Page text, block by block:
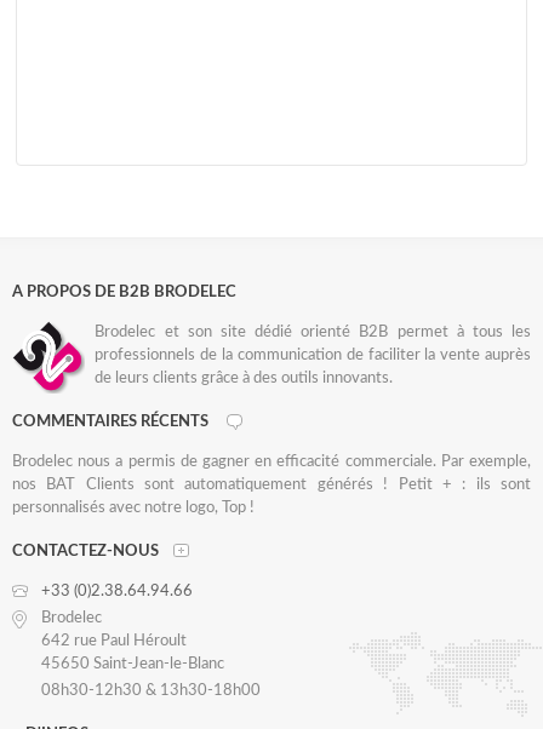
A PROPOS DE B2B BRODELEC
Brodelec et son site dédié orienté B2B permet à tous les
professionnels de la communication de faciliter la vente auprès
de leurs clients grâce à des outils innovants.
COMMENTAIRES RÉCENTS
Brodelec nous a permis de gagner en efficacité commerciale. Par exemple,
nos BAT Clients sont automatiquement générés ! Petit + : ils sont
personnalisés avec notre logo, Top !
CONTACTEZ-NOUS
+33 (0)2.38.64.94.66
Brodelec
642 rue Paul Héroult
45650 Saint-Jean-le-Blanc
08h30-12h30 & 13h30-18h00